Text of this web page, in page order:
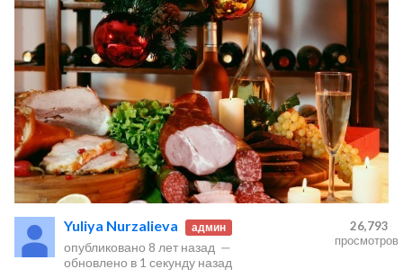
Yuliya Nurzalieva админ
опубликовано 8 лет назад —
обновлено в 1 секунду назад
26,793
просмотров